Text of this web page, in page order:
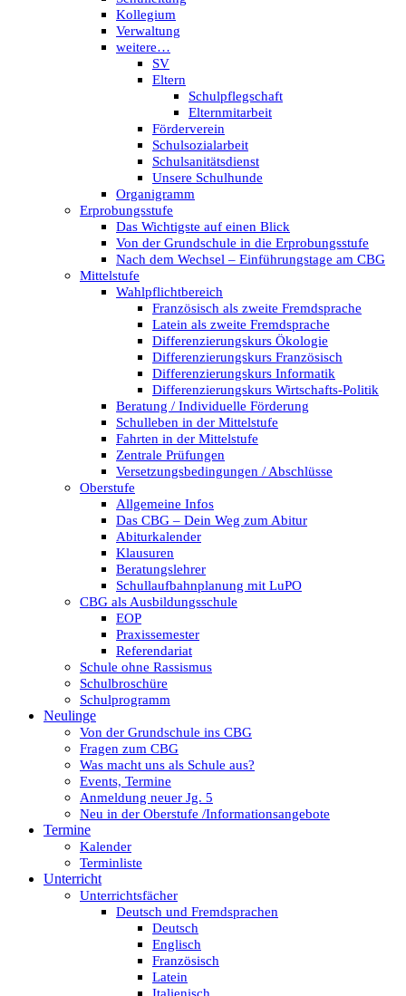
Kollegium
Verwaltung
weitere…
SV
Eltern
Schulpflegschaft
Elternmitarbeit
Förderverein
Schulsozialarbeit
Schulsanitätsdienst
Unsere Schulhunde
Organigramm
Erprobungsstufe
Das Wichtigste auf einen Blick
Von der Grundschule in die Erprobungsstufe
Nach dem Wechsel – Einführungstage am CBG
Mittelstufe
Wahlpflichtbereich
Französisch als zweite Fremdsprache
Latein als zweite Fremdsprache
Differenzierungskurs Ökologie
Differenzierungskurs Französisch
Differenzierungskurs Informatik
Differenzierungskurs Wirtschafts-Politik
Beratung / Individuelle Förderung
Schulleben in der Mittelstufe
Fahrten in der Mittelstufe
Zentrale Prüfungen
Versetzungsbedingungen / Abschlüsse
Oberstufe
Allgemeine Infos
Das CBG – Dein Weg zum Abitur
Abiturkalender
Klausuren
Beratungslehrer
Schullaufbahnplanung mit LuPO
CBG als Ausbildungsschule
EOP
Praxissemester
Referendariat
Schule ohne Rassismus
Schulbroschüre
Schulprogramm
Neulinge
Von der Grundschule ins CBG
Fragen zum CBG
Was macht uns als Schule aus?
Events, Termine
Anmeldung neuer Jg. 5
Neu in der Oberstufe /Informationsangebote
Termine
Kalender
Terminliste
Unterricht
Unterrichtsfächer
Deutsch und Fremdsprachen
Deutsch
Englisch
Französisch
Latein